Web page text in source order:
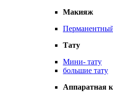
Макияж
Тату
Мини- тату
большие тату
Аппаратная